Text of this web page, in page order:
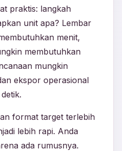
praktis: langkah
unit apa? Lembar
menit,
membutuhkan
mungkin
ekspor operasional
format target terlebih
lebih rapi. Anda
ada rumusnya.